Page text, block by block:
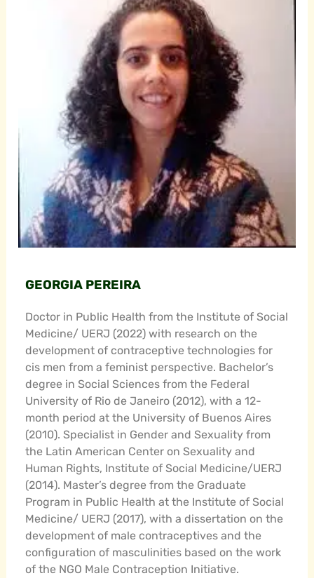
GEORGIA PEREIRA
Doctor in Public Health from the Institute of Social
Medicine/ UERJ (2022) with research on the
development of contraceptive technologies for
cis men from a feminist perspective. Bachelor’s
degree in Social Sciences from the Federal
University of Rio de Janeiro (2012), with a 12-
month period at the University of Buenos Aires
(2010). Specialist in Gender and Sexuality from
the Latin American Center on Sexuality and
Human Rights, Institute of Social Medicine/UERJ
(2014). Master’s degree from the Graduate
Program in Public Health at the Institute of Social
Medicine/ UERJ (2017), with a dissertation on the
development of male contraceptives and the
configuration of masculinities based on the work
of the NGO Male Contraception Initiative.